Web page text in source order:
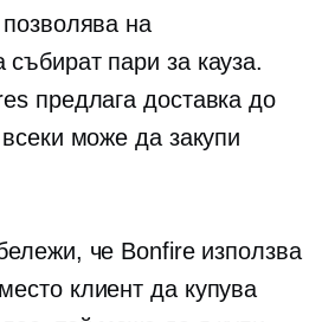
на
събират пари за кауза.
предлага доставка до
може да закупи
че Bonfire използва
клиент да купува